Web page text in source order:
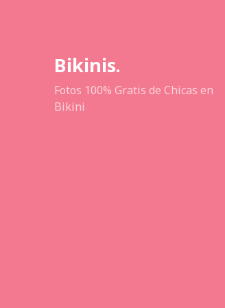
Bikinis.
Fotos 100% Gratis de Chicas en
Bikini